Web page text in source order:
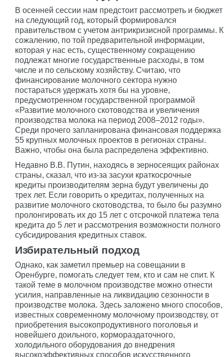
В осенней сессии нам предстоит рассмотреть и бюджет
на следующий год, который формировался
правительством с учетом антрикризисной программы. К
сожалению, по той предварительной информации,
которая у нас есть, существенному сокращению
подлежат многие государственные расходы, в том
числе и по сельскому хозяйству. Считаю, что
финансирование молочного сектора нужно
постараться удержать хотя бы на уровне,
предусмотренном государственной программой
«Развитие молочного скотоводства и увеличения
производства молока на период 2008–2012 годы».
Среди прочего запланирована финансовая поддержка
55 крупных молочных проектов в регионах страны.
Важно, чтобы она была распределена эффективно.
Недавно В.В. Путин, находясь в зерносеящих районах
страны, сказал, что из-за засухи краткосрочные
кредиты производителям зерна будут увеличены до
трех лет. Если говорить о кредитах, полученных на
развитие молочного скотоводства, то было бы разумно
пролонгировать их до 15 лет с отсрочкой платежа тела
кредита до 5 лет и рассмотрения возможности полного
субсидирования кредитных ставок.
Избирательный подход
Однако, как заметил премьер на совещании в
Оренбурге, помогать следует тем, кто и сам не спит. К
такой теме в молочном производстве можно отнести
усилия, направленные на ликвидацию сезонности в
производстве молока. Здесь заложено много способов,
известных современному молочному производству, от
приобретения высокопродуктивного поголовья и
новейшего доильного, кормораздаточного,
холодильного оборудования до внедрения
высокоэффективных способов искусственного